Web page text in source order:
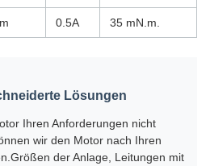
0.5A 35 mN.m.
Lösungen
Ihren Anforderungen nicht
wir den Motor nach Ihren
der Anlage, Leitungen mit